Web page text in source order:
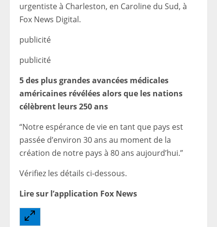
urgentiste à Charleston, en Caroline du Sud, à
Fox News Digital.
publicité
publicité
5 des plus grandes avancées médicales
américaines révélées alors que les nations
célèbrent leurs 250 ans
“Notre espérance de vie en tant que pays est
passée d’environ 30 ans au moment de la
création de notre pays à 80 ans aujourd’hui.”
Vérifiez les détails ci-dessous.
Lire sur l’application Fox News